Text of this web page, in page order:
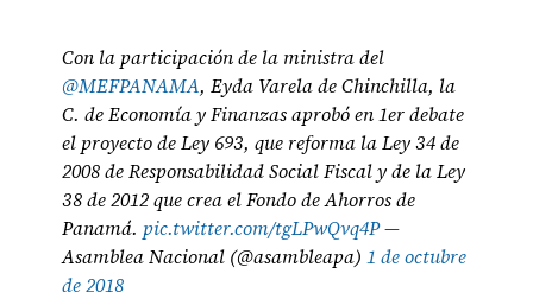
Con la participación de la ministra del
@MEFPANAMA, Eyda Varela de Chinchilla, la
C. de Economía y Finanzas aprobó en 1er debate
el proyecto de Ley 693, que reforma la Ley 34 de
2008 de Responsabilidad Social Fiscal y de la Ley
38 de 2012 que crea el Fondo de Ahorros de
Panamá. pic.twitter.com/tgLPwQvq4P—
Asamblea Nacional (@asambleapa)1 de octubre
de 2018